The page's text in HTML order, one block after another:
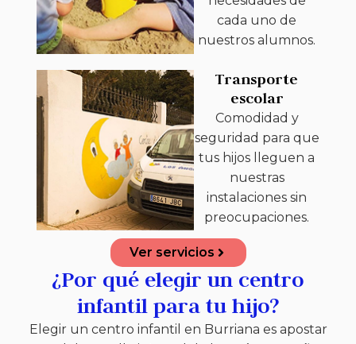
cada uno de
nuestros alumnos.
Transporte
escolar
Comodidad y
seguridad para que
tus hijos lleguen a
nuestras
instalaciones sin
preocupaciones.
Ver servicios
¿Por qué elegir un centro
infantil para tu hijo?
Elegir un centro infantil en Burriana es apostar